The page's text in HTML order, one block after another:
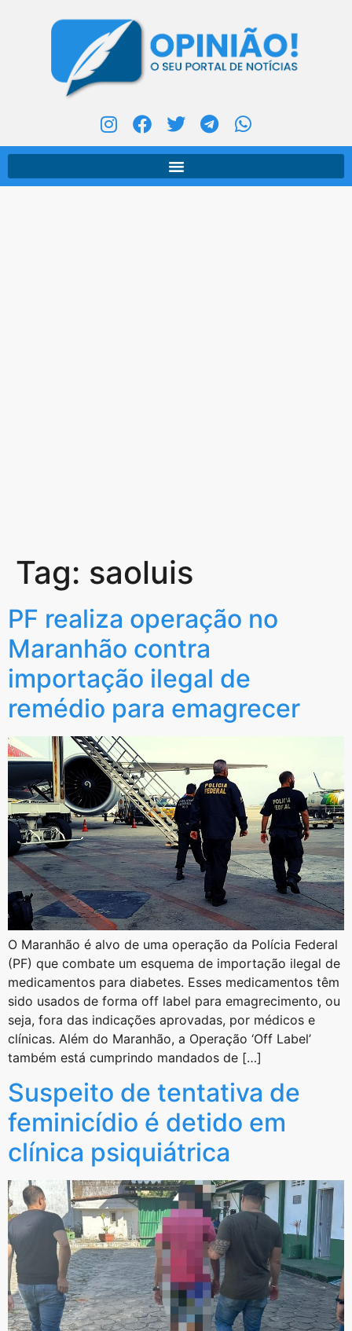
Tag: saoluis
PF realiza operação no
Maranhão contra
importação ilegal de
remédio para emagrecer
O Maranhão é alvo de uma operação da Polícia Federal
(PF) que combate um esquema de importação ilegal de
medicamentos para diabetes. Esses medicamentos têm
sido usados de forma off label para emagrecimento, ou
seja, fora das indicações aprovadas, por médicos e
clínicas. Além do Maranhão, a Operação ‘Off Label’
também está cumprindo mandados de […]
Suspeito de tentativa de
feminicídio é detido em
clínica psiquiátrica